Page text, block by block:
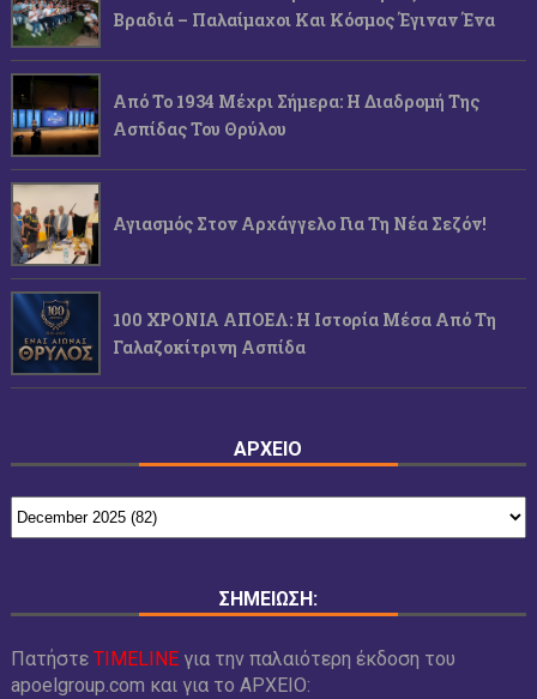
Βραδιά – Παλαίμαχοι Και Κόσμος Έγιναν Ένα
Από Το 1934 Μέχρι Σήμερα: Η Διαδρομή Της
Ασπίδας Του Θρύλου
Αγιασμός Στον Αρχάγγελο Για Τη Νέα Σεζόν!
100 ΧΡΟΝΙΑ ΑΠΟΕΛ: Η Ιστορία Μέσα Από Τη
Γαλαζοκίτρινη Ασπίδα
ΑΡΧΕΙΟ
ΣΗΜΕΙΩΣΗ:
Πατήστε TIMELINEγια την παλαιότερη έκδοση του
apoelgroup.com και για το ΑΡΧΕΙΟ: